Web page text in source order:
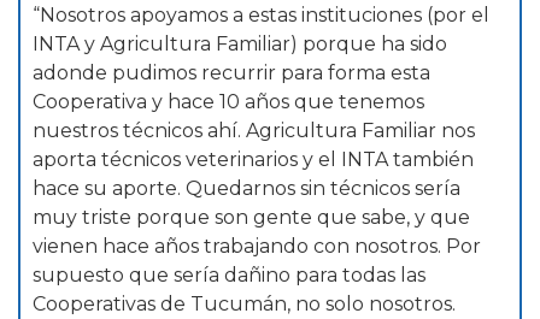
“Nosotros apoyamos a estas instituciones (por el
INTA y Agricultura Familiar) porque ha sido
adonde pudimos recurrir para forma esta
Cooperativa y hace 10 años que tenemos
nuestros técnicos ahí. Agricultura Familiar nos
aporta técnicos veterinarios y el INTA también
hace su aporte. Quedarnos sin técnicos sería
muy triste porque son gente que sabe, y que
vienen hace años trabajando con nosotros. Por
supuesto que sería dañino para todas las
Cooperativas de Tucumán, no solo nosotros.